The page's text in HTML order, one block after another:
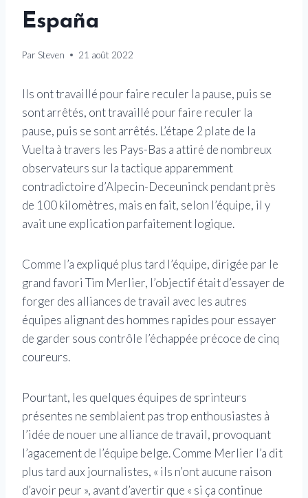
España
Par Steven 21 août 2022
Ils ont travaillé pour faire reculer la pause, puis se
sont arrêtés, ont travaillé pour faire reculer la
pause, puis se sont arrêtés. L’étape 2 plate de la
Vuelta à travers les Pays-Bas a attiré de nombreux
observateurs sur la tactique apparemment
contradictoire d’Alpecin-Deceuninck pendant près
de 100 kilomètres, mais en fait, selon l’équipe, il y
avait une explication parfaitement logique.
Comme l’a expliqué plus tard l’équipe, dirigée par le
grand favori Tim Merlier, l’objectif était d’essayer de
forger des alliances de travail avec les autres
équipes alignant des hommes rapides pour essayer
de garder sous contrôle l’échappée précoce de cinq
coureurs.
Pourtant, les quelques équipes de sprinteurs
présentes ne semblaient pas trop enthousiastes à
l’idée de nouer une alliance de travail, provoquant
l’agacement de l’équipe belge. Comme Merlier l’a dit
plus tard aux journalistes, « ils n’ont aucune raison
d’avoir peur », avant d’avertir que « si ça continue